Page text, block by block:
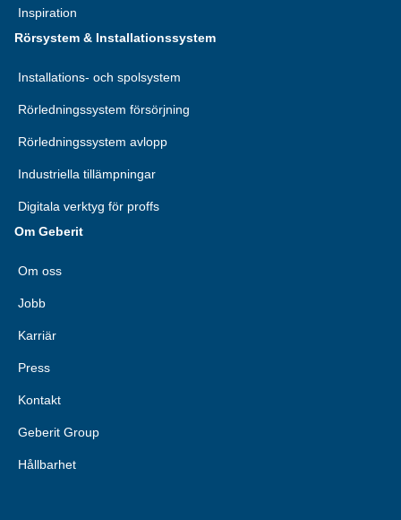
Inspiration
Rörsystem & Installationssystem
Installations- och spolsystem
Rörledningssystem försörjning
Rörledningssystem avlopp
Industriella tillämpningar
Digitala verktyg för proffs
Om Geberit
Om oss
Jobb
Karriär
Press
Kontakt
Geberit Group
Hållbarhet